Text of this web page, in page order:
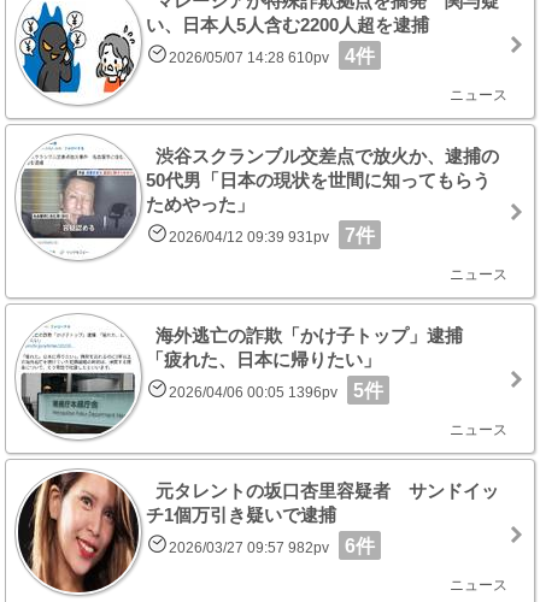
い、日本人5人含む2200人超を逮捕
2026/05/07 14:28 610pv 4件
ニュース
渋谷スクランブル交差点で放火か、逮捕の
50代男「日本の現状を世間に知ってもらう
ためやった」
2026/04/12 09:39 931pv 7件
ニュース
海外逃亡の詐欺「かけ子トップ」逮捕
「疲れた、日本に帰りたい」
2026/04/06 00:05 1396pv 5件
ニュース
元タレントの坂口杏里容疑者 サンドイッ
チ1個万引き疑いで逮捕
2026/03/27 09:57 982pv 6件
ニュース